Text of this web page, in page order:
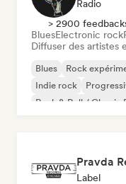
Radio
> 2900
BluesElectronic rock
Diffuser des artistes
Blues Rock
Indie rock
Rock & Roll / Classic
Pravda
Label